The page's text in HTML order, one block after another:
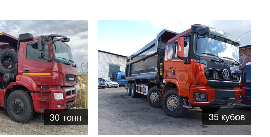
30 тонн 35 кубов